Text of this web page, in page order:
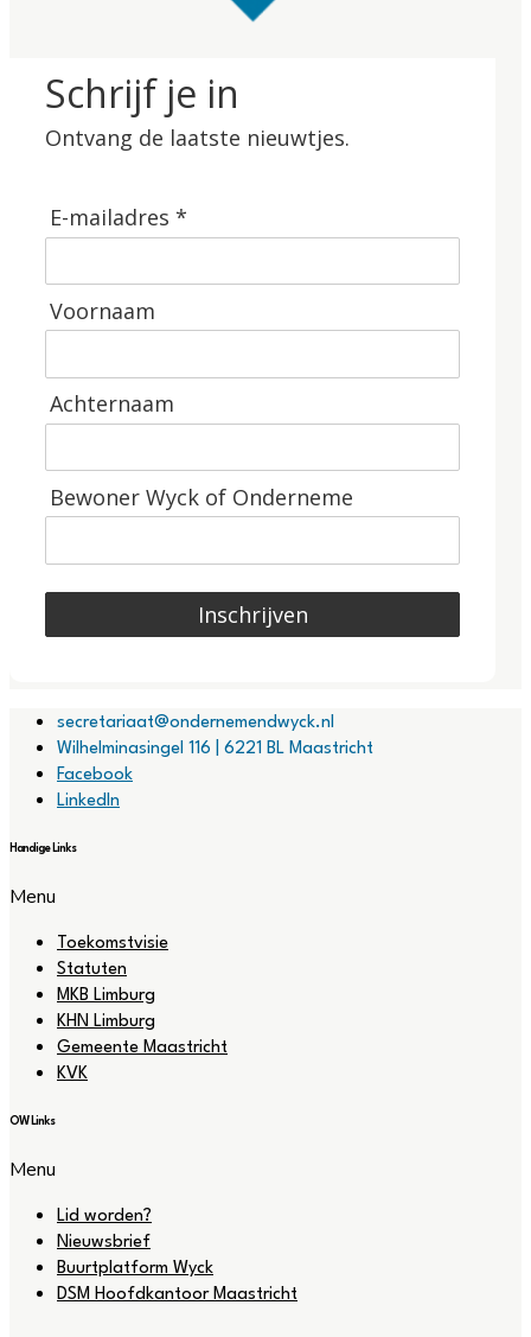
Schrijf je in
Ontvang de laatste nieuwtjes.
E-mailadres *
Voornaam
Achternaam
Bewoner Wyck of Onderneme
Inschrijven
secretariaat@ondernemendwyck.nl
Wilhelminasingel 116 | 6221 BL Maastricht
Facebook
LinkedIn
Handige Links
Menu
Toekomstvisie
Statuten
MKB Limburg
KHN Limburg
Gemeente Maastricht
KVK
OW Links
Menu
Lid worden?
Nieuwsbrief
Buurtplatform Wyck
DSM Hoofdkantoor Maastricht